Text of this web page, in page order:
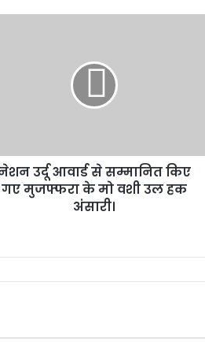
उर्दू आवार्ड से सम्मानित किए
गए मुजफ्फरा के मो वशी उल हक
अंसारी।